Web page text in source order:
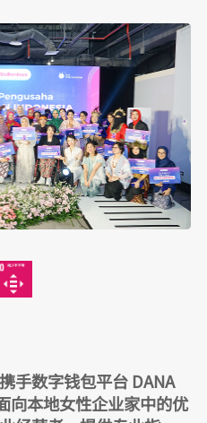
手数字钱包平台 DANA
向本地女性企业家中的优